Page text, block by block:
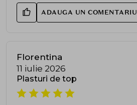
ADAUGA UN COMENTARIU
Florentina
11 iulie 2026
Plasturi de top